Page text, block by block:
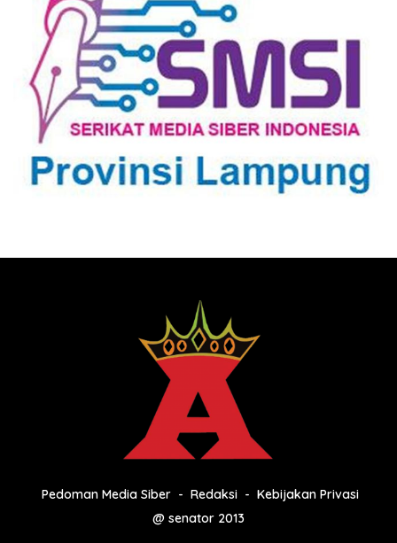
Pedoman Media Siber Redaksi
Kebijakan Privasi
@ senator 2013